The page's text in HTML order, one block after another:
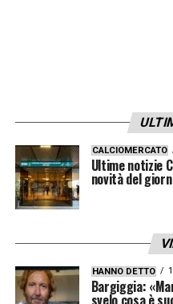
CALCIOMERCATO
Ultime notizie
novità del
HANNO DETTO
Bargiggia:
svelo cosa è